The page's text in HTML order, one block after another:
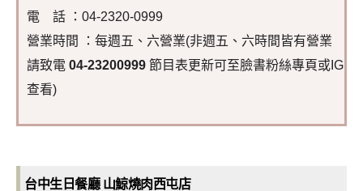
電 話 ：04-2320-0999
營業時間 ：每週五、六營業(非週五、六時間皆有營業
請致電04-23200999節目表更新可至臉書粉絲專頁或IG
查看)
台中生日餐廳 山鯨燒肉西屯店